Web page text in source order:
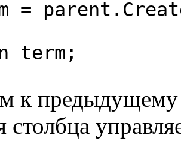
term;
к предыдущему
столбца